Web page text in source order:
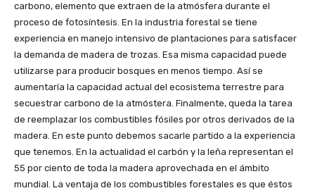
carbono, elemento que extraen de la atmósfera durante el
proceso de fotosíntesis. En la industria forestal se tiene
experiencia en manejo intensivo de plantaciones para satisfacer
la demanda de madera de trozas. Esa misma capacidad puede
utilizarse para producir bosques en menos tiempo. Así se
aumentaría la capacidad actual del ecosistema terrestre para
secuestrar carbono de la atmóstera. Finalmente, queda la tarea
de reemplazar los combustibles fósiles por otros derivados de la
madera. En este punto debemos sacarle partido a la experiencia
que tenemos. En la actualidad el carbón y la leña representan el
55 por ciento de toda la madera aprovechada en el ámbito
mundial. La ventaja de los combustibles forestales es que éstos